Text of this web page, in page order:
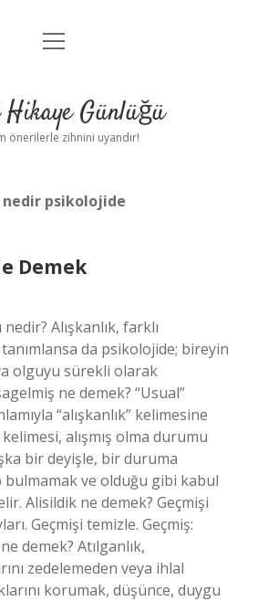
Anasayfa
Yasal Uyarı
menüyü
Hikaye Günlüğü
önerilerle zihnini uyandır!
nedir psikolojide
Demek
nedir? Alışkanlık, farklı
da psikolojide; bireyin
olguyu sürekli olarak
ne demek? “Usual”
“alışkanlık” kelimesine
alışmış olma durumu
bir deyişle, bir duruma
bulmamak ve olduğu gibi kabul
Alisildik ne demek? Geçmişi
Geçmişi temizle. Geçmiş:
demek? Atılganlık,
zedelemeden veya ihlal
korumak, düşünce, duygu